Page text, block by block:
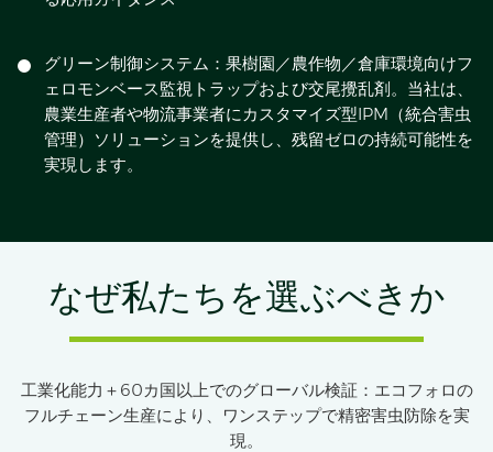
グリーン制御システム：果樹園／農作物／倉庫環境向けフ
ェロモンベース監視トラップおよび交尾攪乱剤。当社は、
農業生産者や物流事業者にカスタマイズ型IPM（統合害虫
管理）ソリューションを提供し、残留ゼロの持続可能性を
実現します。
なぜ私たちを選ぶべきか
工業化能力＋60カ国以上でのグローバル検証：エコフォロの
フルチェーン生産により、ワンステップで精密害虫防除を実
現。